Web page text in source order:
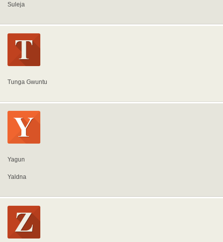
Suleja
Tunga Gwuntu
Yagun
Yaldna